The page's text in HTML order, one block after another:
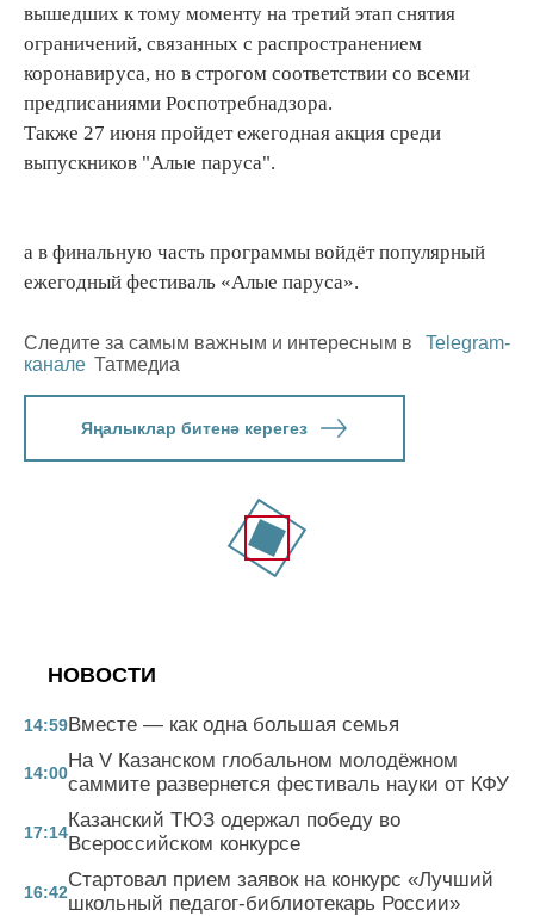
вышедших к тому моменту на третий этап снятия
ограничений, связанных с распространением
коронавируса, но в строгом соответствии со всеми
предписаниями Роспотребнадзора.
Также 27 июня пройдет ежегодная акция среди
выпускников "Алые паруса".
а в финальную часть программы войдёт популярный
ежегодный фестиваль «Алые паруса».
Следите за самым важным и интересным в
Telegram-
канале Татмедиа
Яңалыклар битенә керегез
НОВОСТИ
14:59Вместе — как одна большая семья
14:00
На V Казанском глобальном молодёжном
саммите развернется фестиваль науки от КФУ
17:14
Казанский ТЮЗ одержал победу во
Всероссийском конкурсе
16:42
Стартовал прием заявок на конкурс «Лучший
школьный педагог-библиотекарь России»